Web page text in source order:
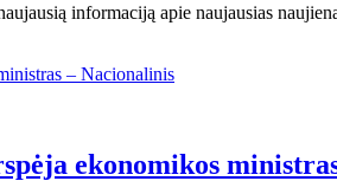
informaciją apie naujausias
ekonomikos